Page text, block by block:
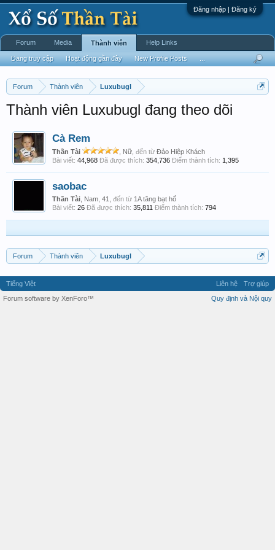
Đăng nhập | Đăng ký
Forum Thành viên Luxubugl
Thành viên Luxubugl đang theo dõi
Cà Rem
Thần Tài , Nữ, đến từ Đảo Hiệp Khách
Bài viết: 44,968 Đã được thích: 354,736 Điểm thành tích: 1,395
saobac
Thần Tài , Nam, 41, đến từ 1A tăng bạt hổ
Bài viết: 26 Đã được thích: 35,811 Điểm thành tích: 794
Forum Thành viên Luxubugl
Forum Media Thành viên
Đang truy cập Hoạt động gần đây New Profile Posts
Help Links
Tiếng Việt Liên hệ
Trợ giúp
Quy định và Nội quy
Forum software by XenForo™